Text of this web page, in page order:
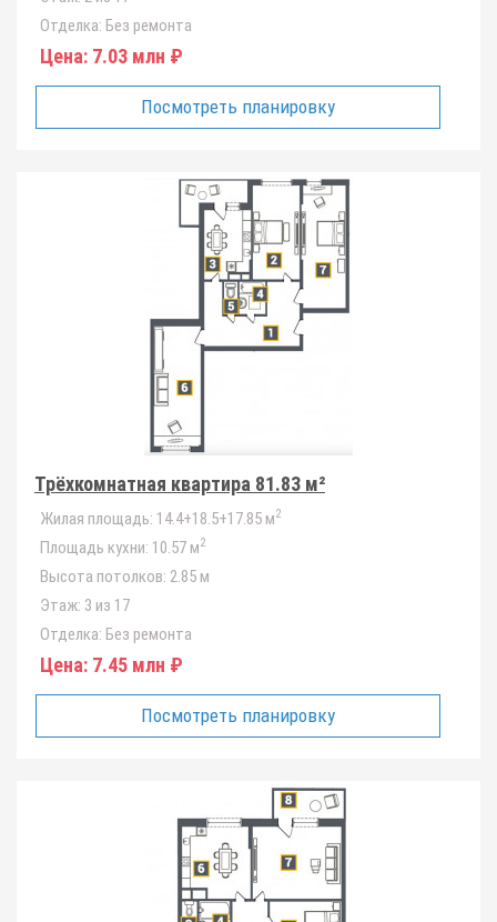
Отделка: Без ремонта
Цена: 7.03 млн ₽
Посмотреть планировку
Трёхкомнатная квартира 81.83 м²
Жилая площадь: 14.4+18.5+17.85 м2
Площадь кухни: 10.57 м2
Высота потолков: 2.85 м
Этаж: 3 из 17
Отделка: Без ремонта
Цена: 7.45 млн ₽
Посмотреть планировку